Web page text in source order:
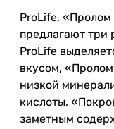
ProLife,
предлагают три
ProLife
вкусом,
низкой
кислоты,
заметным